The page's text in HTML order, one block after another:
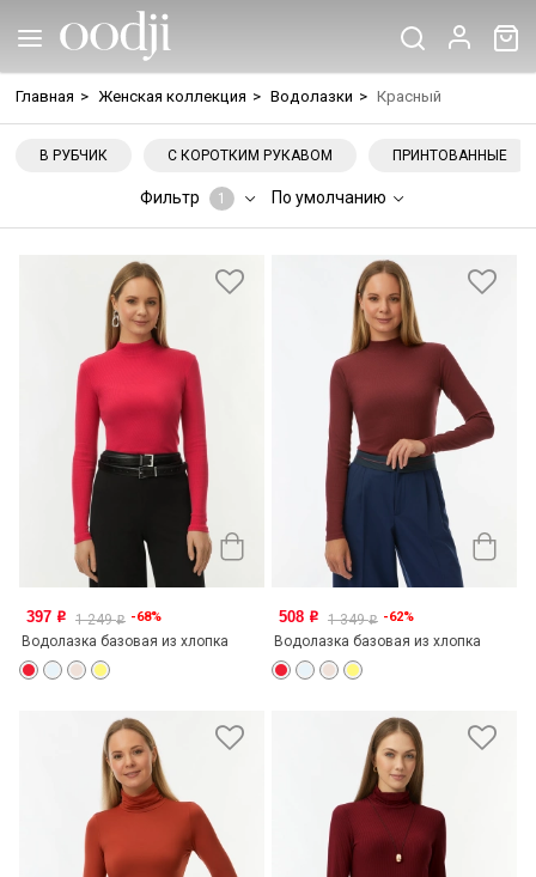
Главная > Женская коллекция > Водолазки > Красный
В РУБЧИК С КОРОТКИМ РУКАВОМ ПРИНТОВАННЫЕ
Фильтр 1 По умолчанию
397 o 1 249o -68%
Водолазка базовая из хлопка
508 o 1 349o -62%
Водолазка базовая из хлопка